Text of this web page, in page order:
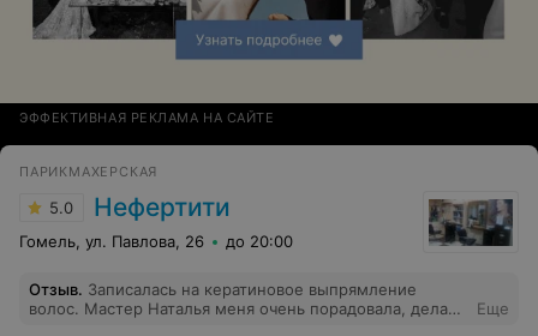
ЭФФЕКТИВНАЯ РЕКЛАМА НА САЙТЕ
ПАРИКМАХЕРСКАЯ
5.0 Нефертити
Гомель, ул. Павлова, 26 до 20:00
Отзыв. Записалась на кератиновое выпрямление
волос. Мастер Наталья меня очень порадовала, делала
Еще